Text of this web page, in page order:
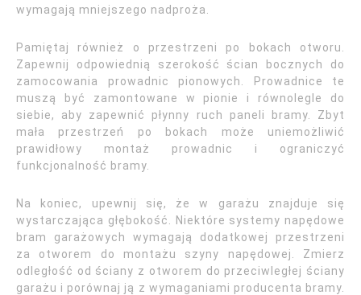
wymagają mniejszego nadproża.
Pamiętaj również o przestrzeni po bokach otworu.
Zapewnij odpowiednią szerokość ścian bocznych do
zamocowania prowadnic pionowych. Prowadnice te
muszą być zamontowane w pionie i równolegle do
siebie, aby zapewnić płynny ruch paneli bramy. Zbyt
mała przestrzeń po bokach może uniemożliwić
prawidłowy montaż prowadnic i ograniczyć
funkcjonalność bramy.
Na koniec, upewnij się, że w garażu znajduje się
wystarczająca głębokość. Niektóre systemy napędowe
bram garażowych wymagają dodatkowej przestrzeni
za otworem do montażu szyny napędowej. Zmierz
odległość od ściany z otworem do przeciwległej ściany
garażu i porównaj ją z wymaganiami producenta bramy.